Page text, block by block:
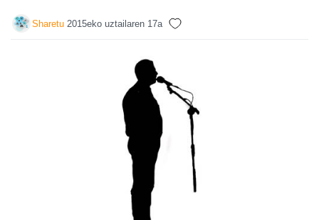
Sharetu 2015eko uztailaren 17a